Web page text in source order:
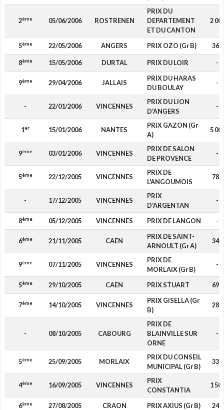
2ème 05/06/2006 ROSTRENEN
PRIX DU
DEPARTEMENT
ET DU CANTON
2
5ème 22/05/2006 ANGERS PRIX OZO (Gr B) 360
8ème 15/05/2006 DURTAL PRIX DU LOIR -
9ème 29/04/2006 JALLAIS
PRIX DU HARAS
DU BOULAY
-
- 22/01/2006 VINCENNES
PRIX DU LION
D'ANGERS
-
1er 15/01/2006 NANTES
PRIX GAZON (Gr
A)
5
9ème 03/01/2006 VINCENNES
PRIX DE SALON
DE PROVENCE
-
5ème 22/12/2005 VINCENNES
PRIX DE
L'ANGOUMOIS
780
- 17/12/2005 VINCENNES
PRIX
D'ARGENTAN
-
8ème 05/12/2005 VINCENNES PRIX DE LANGON -
6ème 21/11/2005 CAEN
PRIX DE SAINT-
ARNOULT (Gr A)
340
9ème 07/11/2005 VINCENNES
PRIX DE
MORLAIX (Gr B)
-
5ème 29/10/2005 CAEN PRIX STUART 690
7ème 14/10/2005 VINCENNES
PRIX GISELLA (Gr
B)
280
- 08/10/2005 CABOURG
PRIX DE
BLAINVILLE SUR
ORNE
-
5ème 25/09/2005 MORLAIX
PRIX DU CONSEIL
MUNICIPAL (Gr B)
330
4ème 16/09/2005 VINCENNES
PRIX
CONSTANTIA
1
6ème 27/08/2005 CRAON PRIX AXIUS (Gr B) 240